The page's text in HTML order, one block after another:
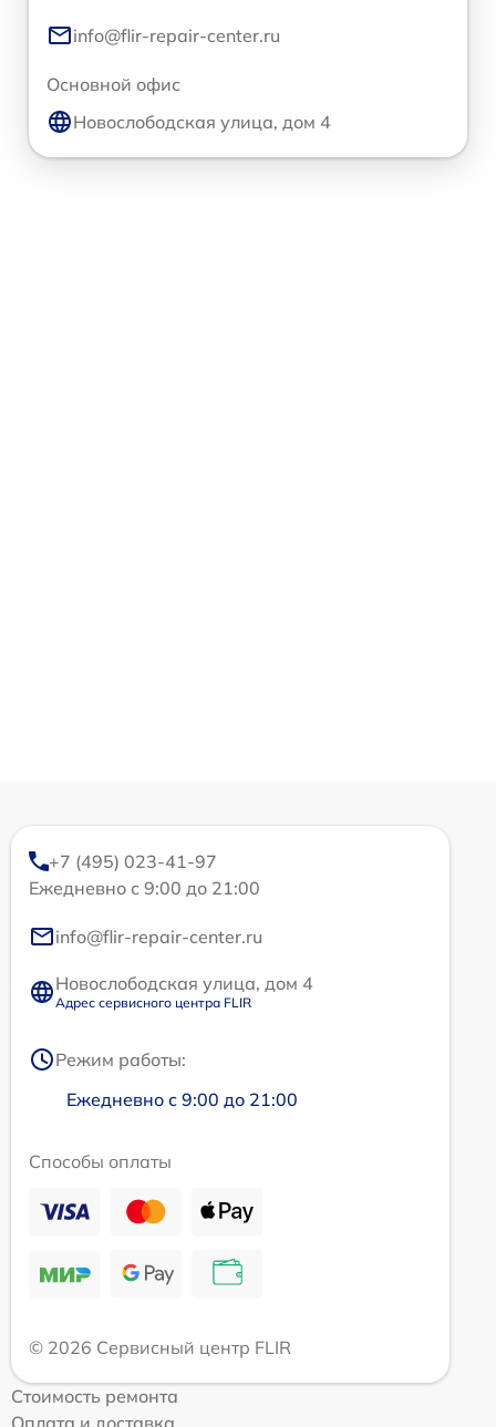
info@flir-repair-center.ru
Основной офис
Новослободская улица, дом 4
+7 (495) 023-41-97
Ежедневно с 9:00 до 21:00
info@flir-repair-center.ru
Новослободская улица, дом 4
Адрес сервисного центра FLIR
Режим работы:
Ежедневно с 9:00 до 21:00
Способы оплаты
© 2026 Сервисный центр FLIR
Стоимость ремонта